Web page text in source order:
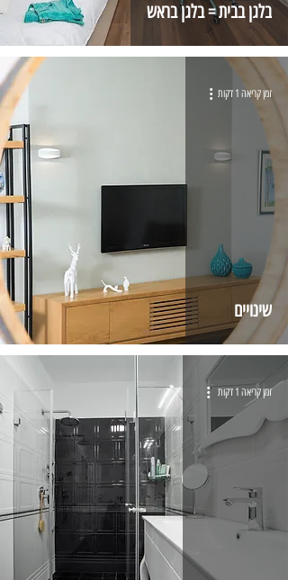
בלגן בבית = בלגן בראש
שינויים
זמן קריאה 1 דקות
זמן קריאה 1 דקות